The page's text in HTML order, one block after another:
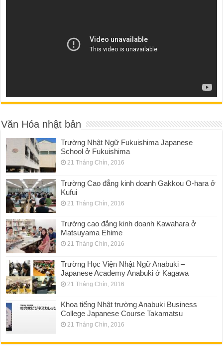
Văn Hóa nhật bản
Trường Nhật Ngữ Fukuishima Japanese
School ở Fukuishima
21 Tháng Chín, 2016
Trường Cao đẳng kinh doanh Gakkou O-hara ở
Kufui
21 Tháng Chín, 2016
Trường cao đẳng kinh doanh Kawahara ở
Matsuyama Ehime
21 Tháng Chín, 2016
Trường Học Viện Nhật Ngữ Anabuki –
Japanese Academy Anabuki ở Kagawa
21 Tháng Chín, 2016
Khoa tiếng Nhật trường Anabuki Business
College Japanese Course Takamatsu
21 Tháng Chín, 2016